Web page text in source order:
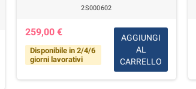
2S000602
259,00 €
Disponibile in 2/4/6
giorni lavorativi
AGGIUNGI
AL
CARRELLO